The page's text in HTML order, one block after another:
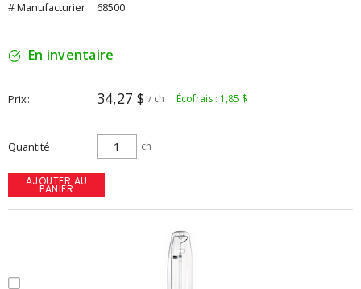
# Manufacturier : 68500
En inventaire
Prix 34,27 $ / ch Écofrais : 1,85 $
Quantité ch
AJOUTER AU
PANIER